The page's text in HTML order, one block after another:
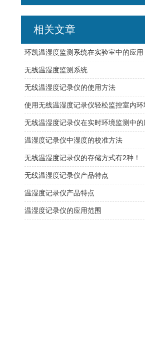
相关文章
环凯温湿度监测系统在实验室中的应用
无线温湿度监测系统
无线温湿度记录仪的使用方法
使用无线温湿度记录仪轻松监控室内环
无线温湿度记录仪在实时环境监测中的
温湿度记录仪中湿度的校准方法
无线温湿度记录仪的存储方式有2种！
无线温湿度记录仪产品特点
温湿度记录仪产品特点
温湿度记录仪的应用范围